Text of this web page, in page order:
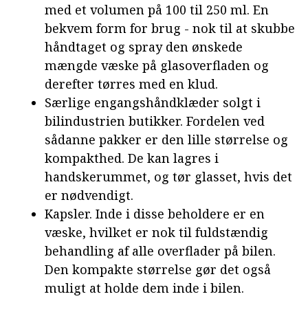
med et volumen på 100 til 250 ml. En
bekvem form for brug - nok til at skubbe
håndtaget og spray den ønskede
mængde væske på glasoverfladen og
derefter tørres med en klud.
Særlige engangshåndklæder solgt i
bilindustrien butikker. Fordelen ved
sådanne pakker er den lille størrelse og
kompakthed. De kan lagres i
handskerummet, og tør glasset, hvis det
er nødvendigt.
Kapsler. Inde i disse beholdere er en
væske, hvilket er nok til fuldstændig
behandling af alle overflader på bilen.
Den kompakte størrelse gør det også
muligt at holde dem inde i bilen.